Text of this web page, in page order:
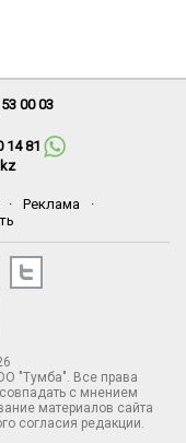
00 03
14 81
· Реклама
·
"Тумба". Все права
с мнением
материалов сайта
согласия редакции.